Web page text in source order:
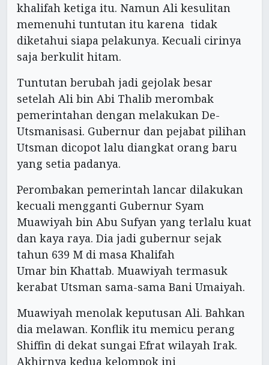
khalifah ketiga itu. Namun Ali kesulitan
memenuhi tuntutan itu karena tidak
diketahui siapa pelakunya. Kecuali cirinya
saja berkulit hitam.
Tuntutan berubah jadi gejolak besar
setelah Ali bin Abi Thalib merombak
pemerintahan dengan melakukan De-
Utsmanisasi. Gubernur dan pejabat pilihan
Utsman dicopot lalu diangkat orang baru
yang setia padanya.
Perombakan pemerintah lancar dilakukan
kecuali mengganti Gubernur Syam
Muawiyah bin Abu Sufyan yang terlalu kuat
dan kaya raya. Dia jadi gubernur sejak
tahun 639 M di masa Khalifah
Umar bin Khattab. Muawiyah termasuk
kerabat Utsman sama-sama Bani Umaiyah.
Muawiyah menolak keputusan Ali. Bahkan
dia melawan. Konflik itu memicu perang
Shiffin di dekat sungai Efrat wilayah Irak.
Akhirnya kedua kelompok ini